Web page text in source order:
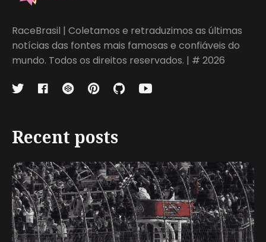
RaceBrasil | Coletamos e retraduzimos as últimas
notícias das fontes mais famosas e confiáveis do
mundo. Todos os direitos reservados. | # 2026
Recent posts